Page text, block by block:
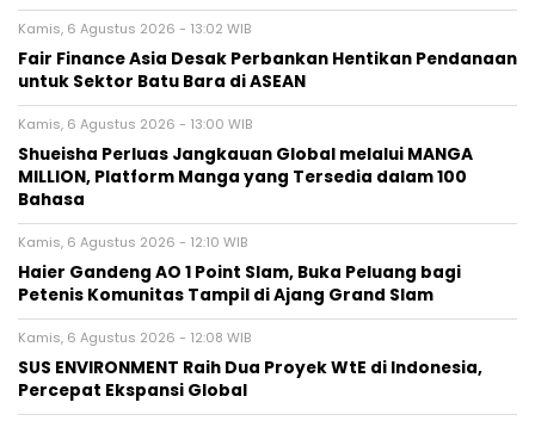
Kamis, 6 Agustus 2026 - 13:02 WIB
Fair Finance Asia Desak Perbankan Hentikan Pendanaan
untuk Sektor Batu Bara di ASEAN
Kamis, 6 Agustus 2026 - 13:00 WIB
Shueisha Perluas Jangkauan Global melalui MANGA
MILLION, Platform Manga yang Tersedia dalam 100
Bahasa
Kamis, 6 Agustus 2026 - 12:10 WIB
Haier Gandeng AO 1 Point Slam, Buka Peluang bagi
Petenis Komunitas Tampil di Ajang Grand Slam
Kamis, 6 Agustus 2026 - 12:08 WIB
SUS ENVIRONMENT Raih Dua Proyek WtE di Indonesia,
Percepat Ekspansi Global